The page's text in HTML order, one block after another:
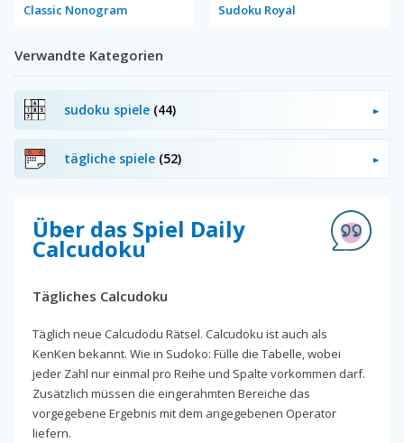
Classic Nonogram Sudoku Royal
Verwandte Kategorien
sudoku spiele (44)
tägliche spiele (52)
Über das Spiel Daily
Calcudoku
Tägliches Calcudoku
Täglich neue Calcudodu Rätsel. Calcudoku ist auch als
KenKen bekannt. Wie in Sudoko: Fülle die Tabelle, wobei
jeder Zahl nur einmal pro Reihe und Spalte vorkommen darf.
Zusätzlich müssen die eingerahmten Bereiche das
vorgegebene Ergebnis mit dem angegebenen Operator
liefern.